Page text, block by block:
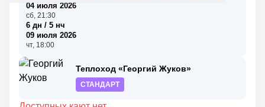
04 июля 2026
сб, 21:30
6 дн / 5 нч
09 июля 2026
чт, 18:00
Теплоход «Георгий Жуков»
СТАНДАРТ